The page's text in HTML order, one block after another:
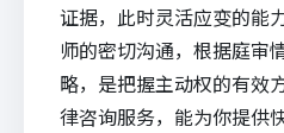
证据，此时灵活应变的能
师的密切沟通，根据庭审
略，是把握主动权的有效
律咨询服务，能为你提供